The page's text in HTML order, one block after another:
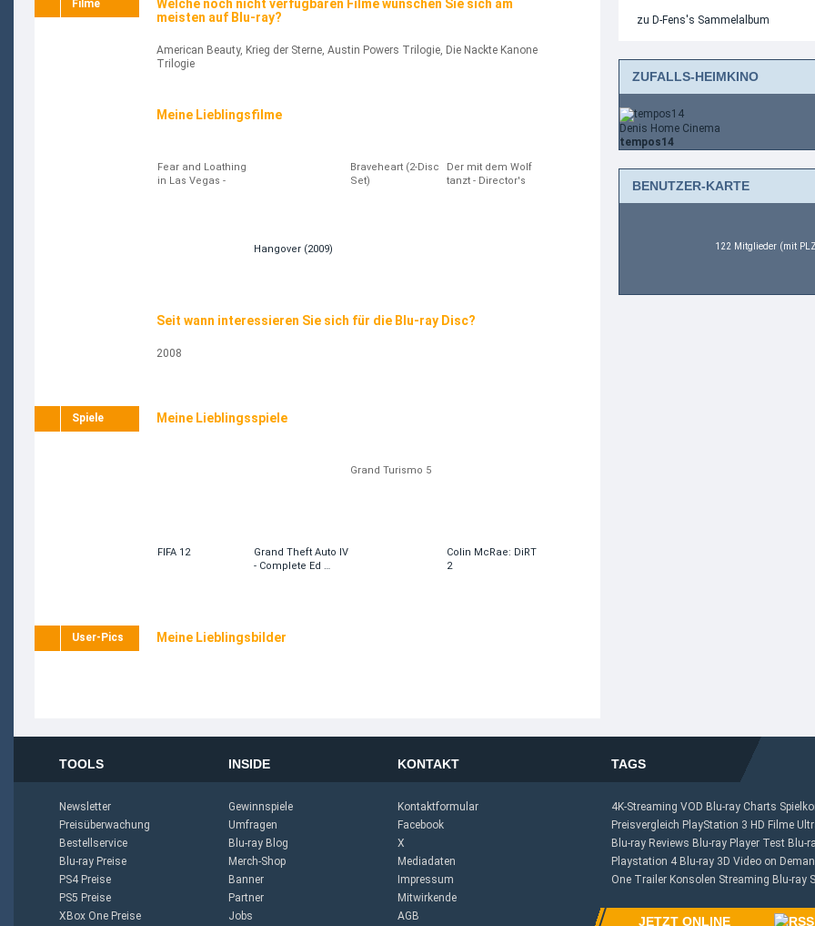
Filme
Welche noch nicht verfügbaren Filme wünschen Sie sich am
meisten auf Blu-ray?
American Beauty, Krieg der Sterne, Austin Powers Trilogie, Die Nackte Kanone
Trilogie
Meine Lieblingsfilme
Fear and Loathing
in Las Vegas -
Hangover (2009)
Braveheart (2-Disc
Set)
Der mit dem Wolf
tanzt - Director's
Seit wann interessieren Sie sich für die Blu-ray Disc?
2008
Spiele Meine Lieblingsspiele
FIFA 12
Grand Theft Auto IV
- Complete Ed …
Grand Turismo 5
Colin McRae: DiRT
2
User-Pics Meine Lieblingsbilder
zu D-Fens's Sammelalbum
ZUFALLS-HEIMKINO
Denis Home Cinema
tempos14
BENUTZER-KARTE
122 Mitglieder (mit
TOOLS
Newsletter
Preisüberwachung
Bestellservice
Blu-ray Preise
PS4 Preise
PS5 Preise
XBox One Preise
INSIDE
Gewinnspiele
Umfragen
Blu-ray Blog
Merch-Shop
Banner
Partner
Jobs
KONTAKT
Kontaktformular
Facebook
X
Mediadaten
Impressum
Mitwirkende
AGB
TAGS
4K-Streaming VOD Blu-ray Charts
Preisvergleich PlayStation 3 HD Filme
Blu-ray Reviews Blu-ray Player Test Blu-
Playstation 4 Blu-ray 3D Video on
One Trailer Konsolen Streaming Blu-ray
JETZT ONLINE